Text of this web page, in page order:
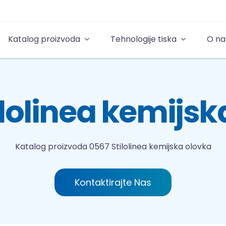
Katalog proizvoda Tehnologije tiska O
Katalog proizvoda0567 Stilolinea kemijska olovka
Kontaktirajte Nas